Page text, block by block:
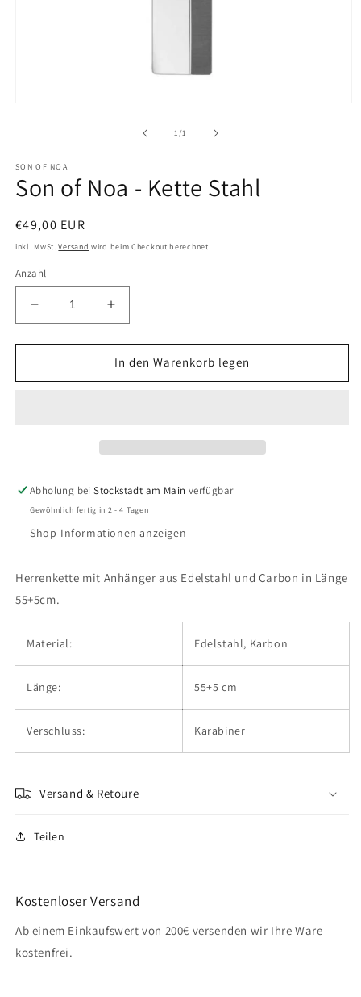
1/von
1
SON OF NOA
Son of Noa - Kette Stahl
Normaler
Preis
€49,00 EUR
inkl. MwSt.Versand wird beim Checkout berechnet
Anzahl
Verringere
die
Menge
Son
Erhöhe
die
Menge
für
Son
In den Warenkorb legen
Abholung beiStockstadt am Main verfügbar
Gewöhnlich fertig in 2 - 4 Tagen
Shop-Informationen anzeigen
Herrenkette mit Anhänger aus Edelstahl und Carbon in Länge
55+5cm.
Material: Edelstahl, Karbon
Länge: 55+5 cm
Verschluss: Karabiner
Versand & Retoure
Teilen
Kostenloser Versand
Ab einem Einkaufswert von 200€ versenden wir Ihre Ware
kostenfrei.